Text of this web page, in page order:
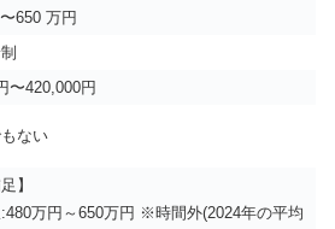
650 万円
〜420,000円
ない
】
万円～650万円 ※時間外(2024年の平均